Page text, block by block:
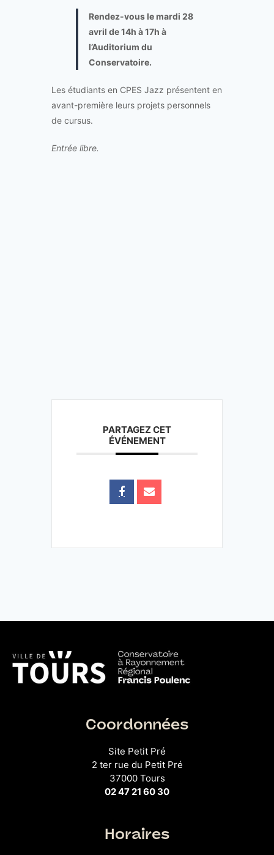
Rendez-vous le mardi 28
avril de 14h à 17h à
l’Auditorium du
Conservatoire.
Les étudiants en CPES Jazz présentent en
avant-première leurs projets personnels
de cursus.
Entrée libre.
PARTAGEZ CET
ÉVÉNEMENT
Coordonnées
Site Petit Pré
2 ter rue du Petit Pré
37000 Tours
02 47 21 60 30
Horaires